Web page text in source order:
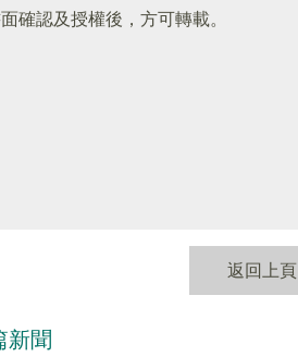
面確認及授權後，方可轉載。
返回上頁
新聞